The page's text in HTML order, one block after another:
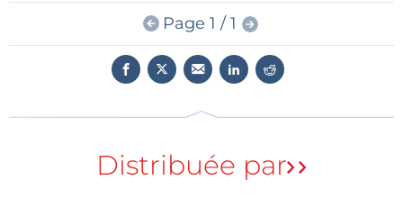
hors ligne, tout en offrant un contrôle à distance via
des applications mobiles ou des assistants vocaux
Ce kit de développement IA est la solution idéale
transformer les systèmes d’exploitation industriels
Page 1 / 1